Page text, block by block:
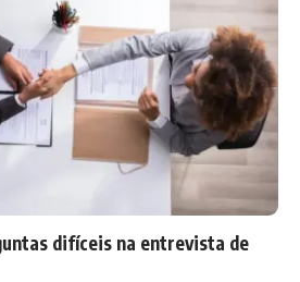
difíceis na entrevista de